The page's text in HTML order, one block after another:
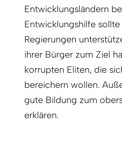
Entwicklungsländern
Entwicklungshilfe
Regierungen
ihrer Bürger zum Ziel
korrupten Eliten, die
bereichern wollen.
gute Bildung zum
erklären.